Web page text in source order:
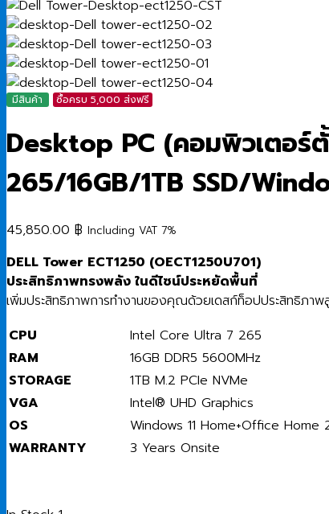
มีสินค้า ซื้อครบ 5,000 ส่งฟรี
Desktop PC (คอมพิวเตอร์
265/16GB/1TB SSD/
45,850.00 ฿ Including VAT 7%
DELL Tower ECT1250 (OECT1250U701)
ประสิทธิภาพทรงพลัง ในดีไซน์ประหยัดพื้นที่
เพิ่มประสิทธิภาพการทำงานของคุณด้วยเดสก์ท็อปประสิทธิภาพ
CPU
Intel Core Ultra 7 265
RAM
16GB DDR5 5600MHz
STORAGE
1TB M.2 PCIe NVMe
VGA
Intel® UHD Graphics
OS
Windows 11 Home+Office Home
WARRANTY
3 Years Onsite